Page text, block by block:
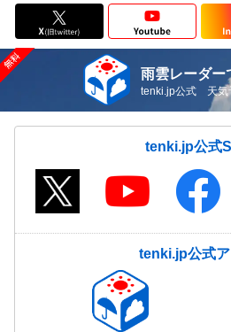
雨雲レーダー
tenki.jp公式 天気
tenki.jp公式
tenki.jp公式ア